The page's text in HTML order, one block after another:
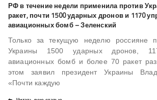
РФ в течение недели применила против
ракет, почти 1500 ударных дронов и 1170
авиационных бомб – Зеленский
Только за текущую неделю россияне
Украины 1500 ударных дронов,
авиационных бомб и более 70 ракет
этом заявил президент Украины
«Почти каждую